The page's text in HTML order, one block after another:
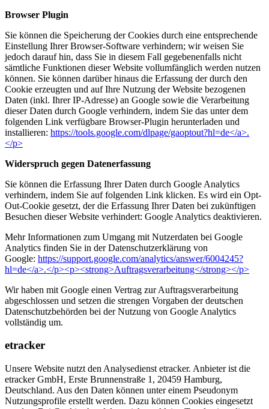
Browser Plugin
Sie können die Speicherung der Cookies durch eine entsprechende
Einstellung Ihrer Browser-Software verhindern; wir weisen Sie
jedoch darauf hin, dass Sie in diesem Fall gegebenenfalls nicht
sämtliche Funktionen dieser Website vollumfänglich werden nutzen
können. Sie können darüber hinaus die Erfassung der durch den
Cookie erzeugten und auf Ihre Nutzung der Website bezogenen
Daten (inkl. Ihrer IP-Adresse) an Google sowie die Verarbeitung
dieser Daten durch Google verhindern, indem Sie das unter dem
folgenden Link verfügbare Browser-Plugin herunterladen und
installieren: https://tools.google.com/dlpage/gaoptout?hl=de</a>.
</p>
Widerspruch gegen Datenerfassung
Sie können die Erfassung Ihrer Daten durch Google Analytics
verhindern, indem Sie auf folgenden Link klicken. Es wird ein Opt-
Out-Cookie gesetzt, der die Erfassung Ihrer Daten bei zukünftigen
Besuchen dieser Website verhindert: Google Analytics deaktivieren.
Mehr Informationen zum Umgang mit Nutzerdaten bei Google
Analytics finden Sie in der Datenschutzerklärung von
Google: https://support.google.com/analytics/answer/6004245?
hl=de</a>.</p><p><strong>Auftragsverarbeitung</strong></p>
Wir haben mit Google einen Vertrag zur Auftragsverarbeitung
abgeschlossen und setzen die strengen Vorgaben der deutschen
Datenschutzbehörden bei der Nutzung von Google Analytics
vollständig um.
etracker
Unsere Website nutzt den Analysedienst etracker. Anbieter ist die
etracker GmbH, Erste Brunnenstraße 1, 20459 Hamburg,
Deutschland. Aus den Daten können unter einem Pseudonym
Nutzungsprofile erstellt werden. Dazu können Cookies eingesetzt